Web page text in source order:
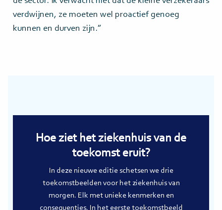
verdwijnen, ze moeten wel proactief genoeg
kunnen en durven zijn.”
Hoe ziet het ziekenhuis van de
toekomst eruit?
In deze nieuwe editie schetsen we drie
toekomstbeelden voor het ziekenhuis van
morgen. Elk met unieke kenmerken en
consequenties. In het eerste toekomstbeeld